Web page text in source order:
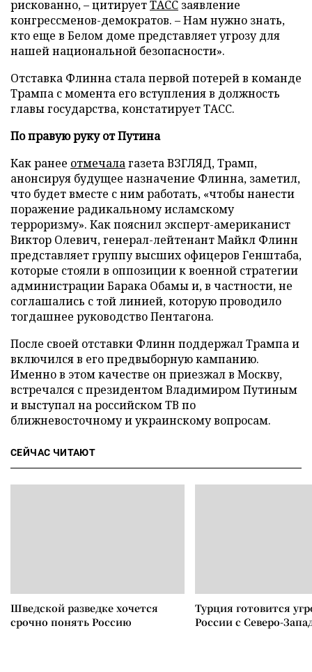
рискованно, – цитируетТАСС заявление
конгрессменов-демократов. – Нам нужно знать,
кто еще в Белом доме представляет угрозу для
нашей национальной безопасности».
Отставка Флинна стала первой потерей в команде
Трампа с момента его вступления в должность
главы государства, констатирует ТАСС.
По правую руку от Путина
Как ранее отмечалагазета ВЗГЛЯД, Трамп,
анонсируя будущее назначение Флинна, заметил,
что будет вместе с ним работать, «чтобы нанести
поражение радикальному исламскому
терроризму». Как пояснил эксперт-американист
Виктор Олевич, генерал-лейтенант Майкл Флинн
представляет группу высших офицеров Генштаба,
которые стояли в оппозиции к военной стратегии
администрации Барака Обамы и, в частности, не
соглашались с той линией, которую проводило
тогдашнее руководство Пентагона.
После своей отставки Флинн поддержал Трампа и
включился в его предвыборную кампанию.
Именно в этом качестве он приезжал в Москву,
встречался с президентом Владимиром Путиным
и выступал на российском ТВ по
ближневосточному и украинскому вопросам.
СЕЙЧАС ЧИТАЮТ
Шведской разведке хочется
срочно понять Россию
Турция готовится
России с Северо-